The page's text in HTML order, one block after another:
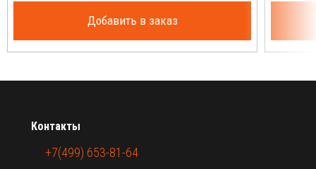
Добавить в заказ
Контакты
+7(499) 653-81-64